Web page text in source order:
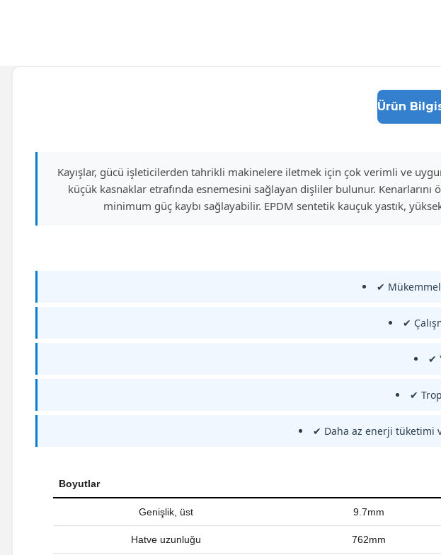
Ürün
Kayışlar, gücü işleticilerden tahrikli makinelere iletmek için çok verimli ve
küçük kasnaklar etrafında esnemesini sağlayan dişliler bulunur.
minimum güç kaybı sağlayabilir. EPDM sentetik kauçuk yastık,
✔
✔
✔
✔
✔ Daha az enerji tüketimi
Boyutlar
Genişlik, üst 9.7mm
Hatve uzunluğu 762mm